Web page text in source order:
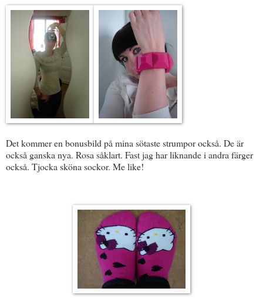
Det kommer en bonusbild på mina sötaste strumpor också. De är
också ganska nya. Rosa såklart. Fast jag har liknande i andra färger
också. Tjocka sköna sockor. Me like!